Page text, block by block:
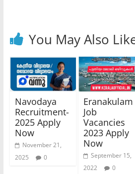
You May Also
Navodaya
Recruitment-
2025 Apply
Now
November 21,
2025
0
Eranakulam
Job
Vacancies
2023 Apply
Now
September 15,
2022
0